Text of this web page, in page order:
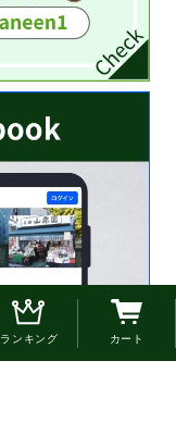
ランキング カート